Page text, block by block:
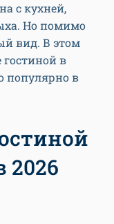
с кухней,
Но помимо
вид. В этом
в
популярно в
2026